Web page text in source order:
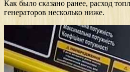
Как было сказано ранее, расход
генераторов несколько ниже.